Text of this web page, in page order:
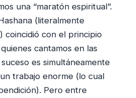
una “maratón espiritual”.
(literalmente
coincidió con el principio
cantamos en las
es simultáneamente
trabajo enorme (lo cual
Pero entre